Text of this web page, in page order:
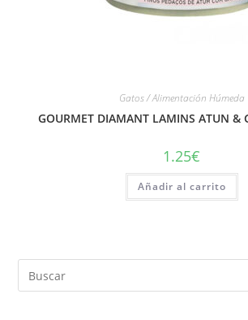
Gatos / Alimentación Húmeda
GOURMET DIAMANT LAMINS ATUN &
1.25€
Añadir al carrito